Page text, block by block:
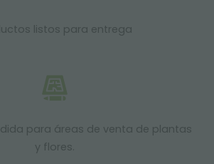
listos para entrega
para áreas de venta de plantas
y flores.